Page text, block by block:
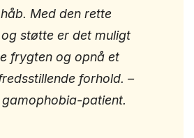
Med den rette
støtte er det muligt
frygten og opnå et
forhold. –
gamophobia-patient.